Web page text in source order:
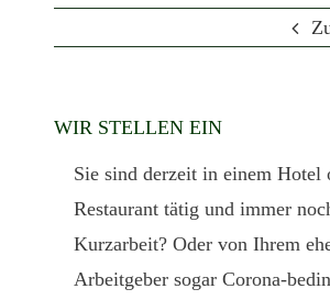
WIR STELLEN EIN
Sie sind derzeit in einem Hotel
Restaurant tätig und immer
Kurzarbeit? Oder von Ihrem
Arbeitgeber sogar Corona-